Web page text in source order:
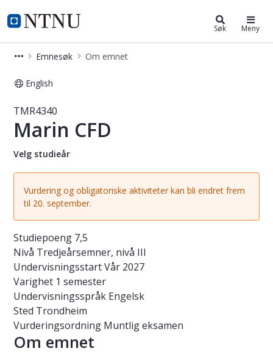
NTNU Hjemmeside
Studier Søk Meny
Emnesøk Om emnet
English
Emne - Marin CFD - TMR4340
TMR4340
Marin CFD
Velg studieår
Vurdering og obligatoriske aktiviteter kan bli endret frem
til 20. september.
Studiepoeng 7,5
Nivå Tredjeårsemner, nivå III
UndervisningsstartVår 2027
Varighet 1 semester
Undervisningsspråk Engelsk
Sted Trondheim
Vurderingsordning Muntlig eksamen
Om emnet